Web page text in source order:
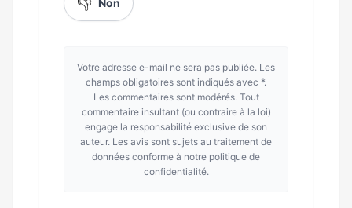
Non
Votre adresse e-mail ne sera pas publiée. Les
champs obligatoires sont indiqués avec *.
Les commentaires sont modérés. Tout
commentaire insultant (ou contraire à la loi)
engage la responsabilité exclusive de son
auteur. Les avis sont sujets au traitement de
données conforme à notre politique de
confidentialité.